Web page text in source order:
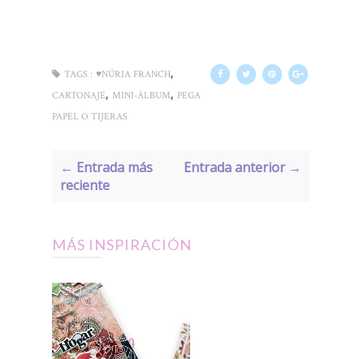
TAGS : ♥NÚRIA FRANCH,
CARTONAJE, MINI-ÁLBUM, PEGA
PAPEL O TIJERAS
← Entrada más
reciente
Entrada anterior →
MÁS INSPIRACIÓN